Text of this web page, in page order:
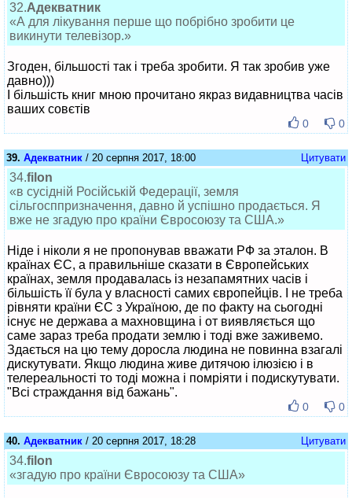
32.Адекватник
«А для лікування перше що побрібно зробити це
викинути телевізор.»
Згоден, більшості так і треба зробити. Я так зробив уже
давно)))
І більшість книг мною прочитано якраз видавництва часів
ваших совєтів
0 0
39. Адекватник / 20 серпня 2017, 18:00 Цитувати
34.filon
«в сусідній Російській Федерації, земля
сільгосппризначення, давно й успішно продається. Я
вже не згадую про країни Євросоюзу та США.»
Ніде і ніколи я не пропонував вважати РФ за эталон. В
країнах ЄС, а правильніше сказати в Європейських
країнах, земля продавалась із незапамятних часів і
більшість її була у власності самих європейців. І не треба
рівняти країни ЄС з Україною, де по факту на сьогодні
існує не держава а махновщина і от виявляється що
саме зараз треба продати землю і тоді вже заживемо.
Здається на цю тему доросла людина не повинна взагалі
дискутувати. Якщо людина живе дитячою ілюзією і в
телереальності то тоді можна і помріяти і подискутувати.
"Всі страждання від бажань".
0 0
40. Адекватник / 20 серпня 2017, 18:28 Цитувати
34.filon
«згадую про країни Євросоюзу та США»